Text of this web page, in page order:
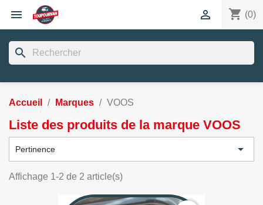
 shopping_cart (0)

search
Accueil Marques VOOS
Liste des produits de la marque VOOS
Pertinence 
Affichage 1-2 de 2 article(s)